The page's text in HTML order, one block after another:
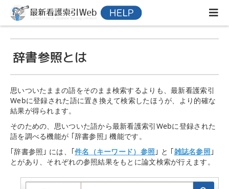
辞書参照とは
思いついたままの語をそのまま検索するよりも、最新看護索引
Webに登録された語に置き換えて検索したほうが、より的確な
結果が得られます。
そのための、思いついた語から最新看護索引Webに登録された
語を調べる機能が ｢辞書参照｣ 機能です。
｢辞書参照｣ には、｢件名（キーワード）参照 ｣ と ｢雑誌名参照 ｣
とがあり、それぞれの参照結果をもとに論文検索が行えます。